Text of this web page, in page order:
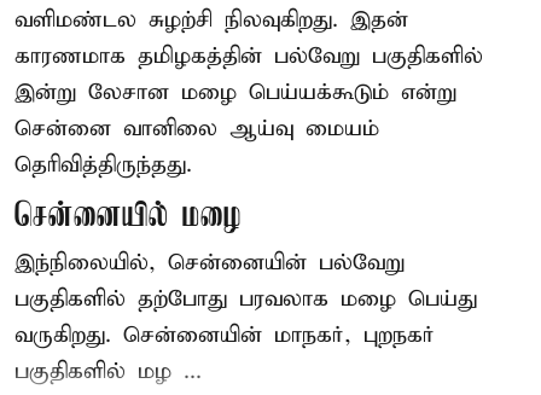
வளிமண்டல சுழற்சி நிலவுகிறது. இதன்
காரணமாக தமிழகத்தின் பல்வேறு பகுதிகளில்
இன்று லேசான மழை பெய்யக்கூடும் என்று
சென்னை வானிலை ஆய்வு மையம்
தெரிவித்திருந்தது.
சென்னையில் மழை
இந்நிலையில், சென்னையின் பல்வேறு
பகுதிகளில் தற்போது பரவலாக மழை பெய்து
வருகிறது. சென்னையின் மாநகர், புறநகர்
பகுதிகளில் மழ ...